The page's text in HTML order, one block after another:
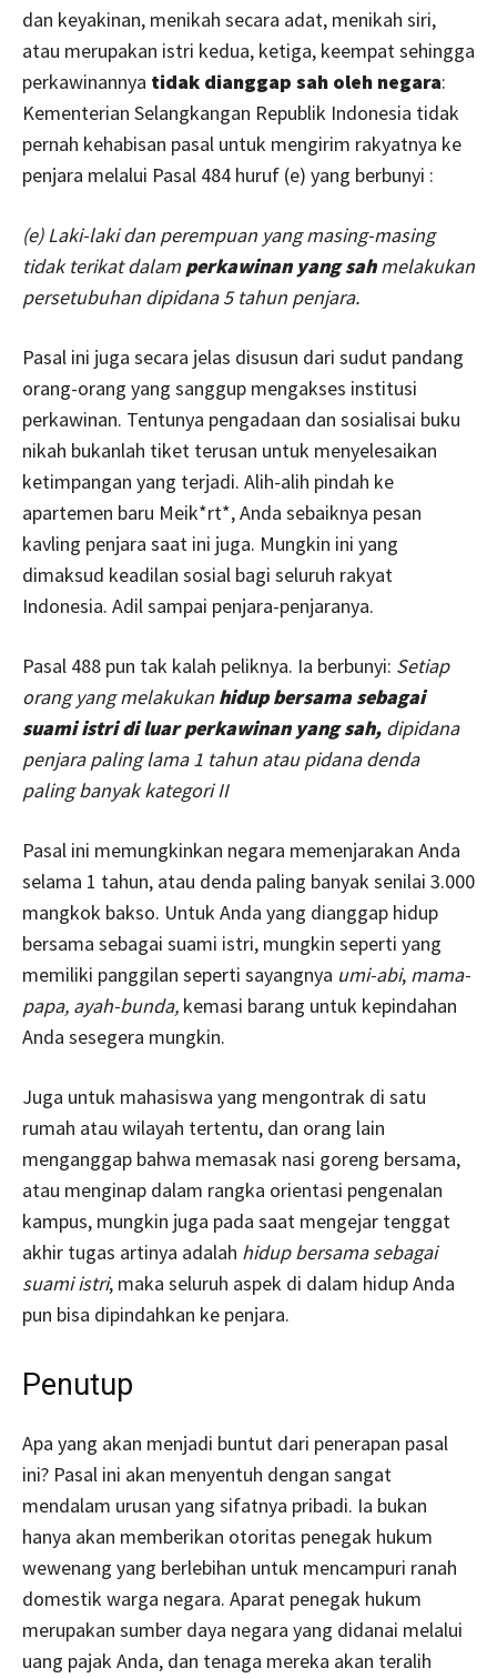
dan keyakinan, menikah secara adat, menikah siri,
atau merupakan istri kedua, ketiga, keempat sehingga
perkawinannya tidak dianggap sah oleh negara:
Kementerian Selangkangan Republik Indonesia tidak
pernah kehabisan pasal untuk mengirim rakyatnya ke
penjara melalui Pasal 484 huruf (e) yang berbunyi :
(e) Laki-laki dan perempuan yang masing-masing
tidak terikat dalam perkawinan yang sahmelakukan
persetubuhan dipidana 5 tahun penjara.
Pasal ini juga secara jelas disusun dari sudut pandang
orang-orang yang sanggup mengakses institusi
perkawinan. Tentunya pengadaan dan sosialisai buku
nikah bukanlah tiket terusan untuk menyelesaikan
ketimpangan yang terjadi. Alih-alih pindah ke
apartemen baru Meik*rt*, Anda sebaiknya pesan
kavling penjara saat ini juga. Mungkin ini yang
dimaksud keadilan sosial bagi seluruh rakyat
Indonesia. Adil sampai penjara-penjaranya.
Pasal 488 pun tak kalah peliknya. Ia berbunyi: Setiap
orang yang melakukan hidup bersama sebagai
suami istri di luar perkawinan yang sah, dipidana
penjara paling lama 1 tahun atau pidana denda
paling banyak kategori II
Pasal ini memungkinkan negara memenjarakan Anda
selama 1 tahun, atau denda paling banyak senilai 3.000
mangkok bakso. Untuk Anda yang dianggap hidup
bersama sebagai suami istri, mungkin seperti yang
memiliki panggilan seperti sayangnya umi-abi, mama-
papa, ayah-bunda, kemasi barang untuk kepindahan
Anda sesegera mungkin.
Juga untuk mahasiswa yang mengontrak di satu
rumah atau wilayah tertentu, dan orang lain
menganggap bahwa memasak nasi goreng bersama,
atau menginap dalam rangka orientasi pengenalan
kampus, mungkin juga pada saat mengejar tenggat
akhir tugas artinya adalah hidup bersama sebagai
suami istri, maka seluruh aspek di dalam hidup Anda
pun bisa dipindahkan ke penjara.
Penutup
Apa yang akan menjadi buntut dari penerapan pasal
ini? Pasal ini akan menyentuh dengan sangat
mendalam urusan yang sifatnya pribadi. Ia bukan
hanya akan memberikan otoritas penegak hukum
wewenang yang berlebihan untuk mencampuri ranah
domestik warga negara. Aparat penegak hukum
merupakan sumber daya negara yang didanai melalui
uang pajak Anda, dan tenaga mereka akan teralih